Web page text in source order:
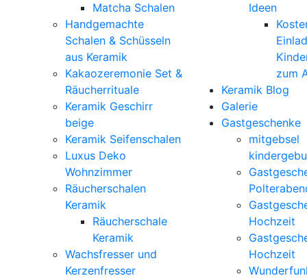
Matcha Schalen
Handgemachte
Schalen & Schüsseln
aus Keramik
Kakaozeremonie Set &
Räucherrituale
Keramik Geschirr
beige
Keramik Seifenschalen
Luxus Deko
Wohnzimmer
Räucherschalen
Keramik
Räucherschale
Keramik
Wachsfresser und
Kerzenfresser
Ideen
zum
Keramik Blog
Galerie
Gastgeschenke
mitgebsel
Hochzeit
Hochzeit